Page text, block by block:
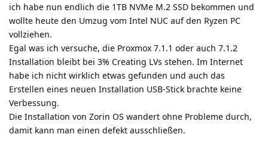
ich habe nun endlich die 1TB NVMe M.2 SSD bekommen und
wollte heute den Umzug vom Intel NUC auf den Ryzen PC
vollziehen.
Egal was ich versuche, die Proxmox 7.1.1 oder auch 7.1.2
Installation bleibt bei 3% Creating LVs stehen. Im Internet
habe ich nicht wirklich etwas gefunden und auch das
Erstellen eines neuen Installation USB-Stick brachte keine
Verbessung.
Die Installation von Zorin OS wandert ohne Probleme durch,
damit kann man einen defekt ausschließen.